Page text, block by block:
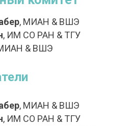
, МИАН & ВШЭ
, ИМ СО РАН & ТГУ
& ВШЭ
, МИАН & ВШЭ
, ИМ СО РАН & ТГУ